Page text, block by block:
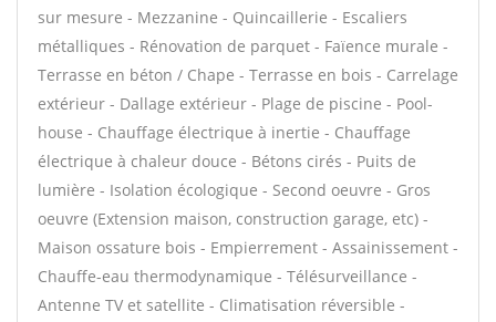
sur mesure - Mezzanine - Quincaillerie - Escaliers
métalliques - Rénovation de parquet - Faïence murale -
Terrasse en béton / Chape - Terrasse en bois - Carrelage
extérieur - Dallage extérieur - Plage de piscine - Pool-
house - Chauffage électrique à inertie - Chauffage
électrique à chaleur douce - Bétons cirés - Puits de
lumière - Isolation écologique - Second oeuvre - Gros
oeuvre (Extension maison, construction garage, etc) -
Maison ossature bois - Empierrement - Assainissement -
Chauffe-eau thermodynamique - Télésurveillance -
Antenne TV et satellite - Climatisation réversible -